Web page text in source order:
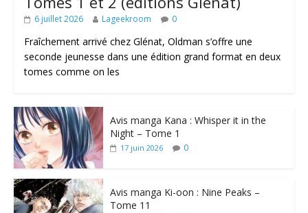
6 juillet 2026 Lageekroom 0
Fraîchement arrivé chez Glénat, Oldman s’offre une
seconde jeunesse dans une édition grand format en deux
tomes comme on les
Avis manga Kana : Whisper it in the
Night – Tome 1
17 juin 2026 0
Avis manga Ki-oon : Nine Peaks –
Tome 11